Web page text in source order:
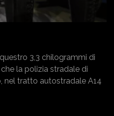
3,3 chilogrammi di
la polizia stradale di
nel tratto autostradale A14